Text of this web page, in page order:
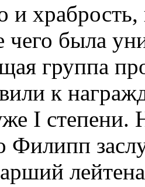
и
чего была
группа
к
I степени.
Филипп